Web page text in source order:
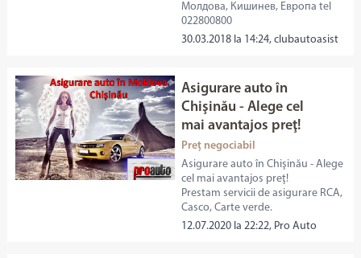
Молдова, Кишинев, Европа tel
022800800
30.03.2018 la 14:24, clubautoasist
Asigurare auto în
Chişinău - Alege cel
mai avantajos preţ!
Preț negociabil
Asigurare auto în Chişinău - Alege
cel mai avantajos preţ!
Prestam servicii de asigurare RCA,
Casco, Carte verde.
12.07.2020 la 22:22, Pro Auto